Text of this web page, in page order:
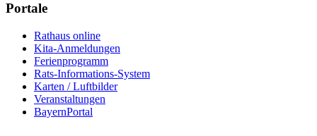
Portale
Rathaus online
Kita-Anmeldungen
Ferienprogramm
Rats-Informations-System
Karten / Luftbilder
Veranstaltungen
BayernPortal